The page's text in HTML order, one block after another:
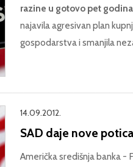
razine u gotovo pet godina
najavila agresivan plan
gospodarstva i smanjila
14.09.2012.
SAD daje nove
Američka središnja banka -